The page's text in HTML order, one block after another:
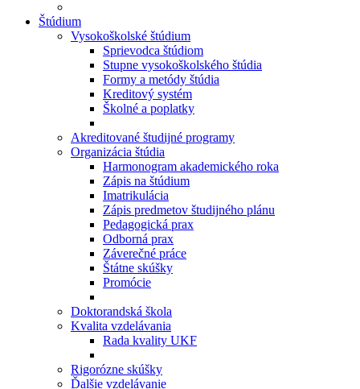
Štúdium
Vysokoškolské štúdium
Sprievodca štúdiom
Stupne vysokoškolského štúdia
Formy a metódy štúdia
Kreditový systém
Školné a poplatky
Akreditované študijné programy
Organizácia štúdia
Harmonogram akademického roka
Zápis na štúdium
Imatrikulácia
Zápis predmetov študijného plánu
Pedagogická prax
Odborná prax
Záverečné práce
Štátne skúšky
Promócie
Doktorandská škola
Kvalita vzdelávania
Rada kvality UKF
Rigorózne skúšky
Ďalšie vzdelávanie